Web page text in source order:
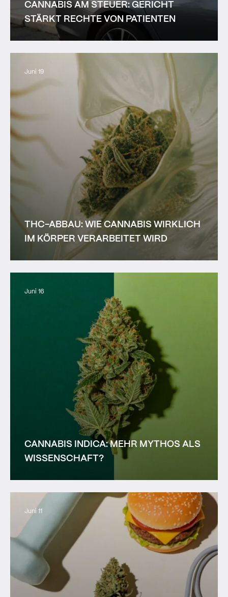
CANNABIS AM STEUER: GERICHT
STÄRKT RECHTE VON PATIENTEN
THC-ABBAU: WIE CANNABIS WIRKLICH
IM KÖRPER VERARBEITET WIRD
Juni 19
CANNABIS INDICA: MEHR MYTHOS ALS
WISSENSCHAFT?
Juni 16
Juni 11